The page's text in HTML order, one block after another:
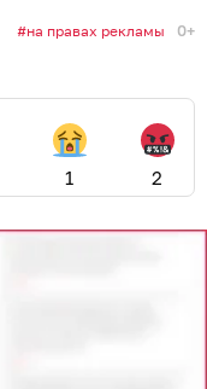
на правах рекламы 0+
1 2